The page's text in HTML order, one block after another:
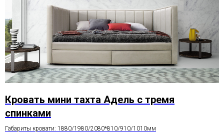
Кровать мини тахта Адель с тремя
спинками
Габариты кровати: 1880/1980/2080*810/910/1010мм